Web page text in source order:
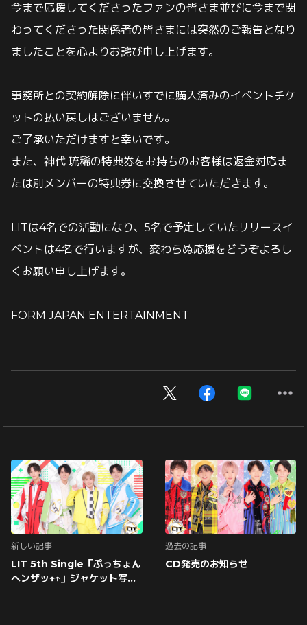
今まで応援してくださったファンの皆さま並びに今まで関
わってくださった関係者の皆さまには突然のご報告となり
ましたことを心よりお詫び申し上げます。
事務所との契約解除に伴いすでに購入済みのイベントチケ
ットの払い戻しはございません。
ご了承いただけますと幸いです。
また、神代 琉稀の特典券をお持ちのお客様は返金対応ま
たは別メンバーの特典券に交換させていただきます。
LITは4名での活動になり、5名で予定していたリリースイ
ベントは4名で行いますが、変わらぬ応援をどうぞよろし
くお願い申し上げます。
FORM JAPAN ENTERTAINMENT
新しい記事
LIT 5th Single「ぷっちょん
ヘンザッ↑↑」ジャケット写真
過去の記事
CD発売のお知らせ